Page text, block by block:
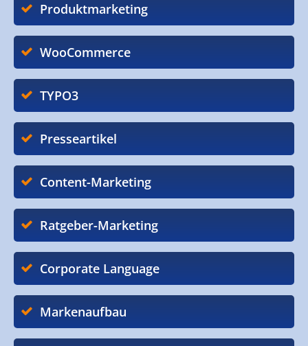
Produktmarketing
WooCommerce
TYPO3
Presseartikel
Content-Marketing
Ratgeber-Marketing
Corporate Language
Markenaufbau